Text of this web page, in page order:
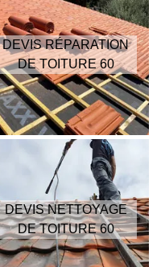
DEVIS RÉPARATION
DE TOITURE 60
DEVIS NETTOYAGE
DE TOITURE 60